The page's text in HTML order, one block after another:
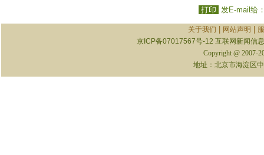
打印 发E-mail给
关于我们 网站声明
京ICP备07017567号-12 互联网新闻信
Copyright @ 2007-
地址：北京市海淀区